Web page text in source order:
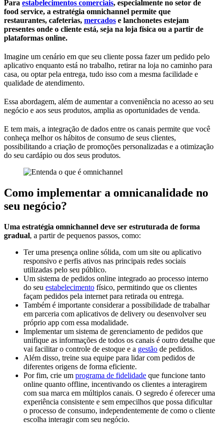
Para estabelecimentos comerciais, especialmente no setor de
food service, a estratégia omnichannel permite que
restaurantes, cafeterias, mercados e lanchonetes estejam
presentes onde o cliente está, seja na loja física ou a partir de
plataformas online.
Imagine um cenário em que seu cliente possa fazer um pedido pelo
aplicativo enquanto está no trabalho, retirar na loja no caminho para
casa, ou optar pela entrega, tudo isso com a mesma facilidade e
qualidade de atendimento.
Essa abordagem, além de aumentar a conveniência no acesso ao seu
negócio e aos seus produtos, amplia as oportunidades de venda.
E tem mais, a integração de dados entre os canais permite que você
conheça melhor os hábitos de consumo de seus clientes,
possibilitando a criação de promoções personalizadas e a otimização
do seu cardápio ou dos seus produtos.
Como implementar a omnicanalidade no
seu negócio?
Uma estratégia omnichannel deve ser estruturada de forma
gradual, a partir de pequenos passos, como:
Ter uma presença online sólida, com um site ou aplicativo
responsivo e perfis ativos nas principais redes sociais
utilizadas pelo seu público.
Um sistema de pedidos online integrado ao processo interno
do seu estabelecimento físico, permitindo que os clientes
façam pedidos pela internet para retirada ou entrega.
Também é importante considerar a possibilidade de trabalhar
em parceria com aplicativos de delivery ou desenvolver seu
próprio app com essa modalidade.
Implementar um sistema de gerenciamento de pedidos que
unifique as informações de todos os canais é outro detalhe que
vai facilitar o controle de estoque e a gestão de pedidos.
Além disso, treine sua equipe para lidar com pedidos de
diferentes origens de forma eficiente.
Por fim, crie um programa de fidelidade que funcione tanto
online quanto offline, incentivando os clientes a interagirem
com sua marca em múltiplos canais. O segredo é oferecer uma
experiência consistente e sem empecilhos que possa dificultar
o processo de consumo, independentemente de como o cliente
escolha interagir com seu negócio.